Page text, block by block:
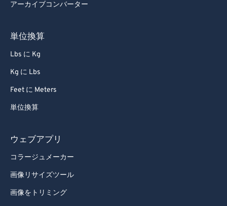
アーカイブコンバーター
単位換算
Lbs に Kg
Kg に Lbs
Feet に Meters
単位換算
ウェブアプリ
コラージュメーカー
画像リサイズツール
画像をトリミング